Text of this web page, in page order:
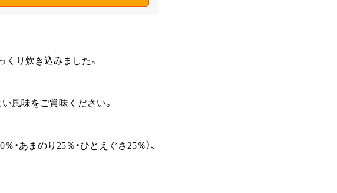
っくり炊き込みました。
よい風味をご賞味ください。
・あまのり25％・ひとえぐさ25％）、